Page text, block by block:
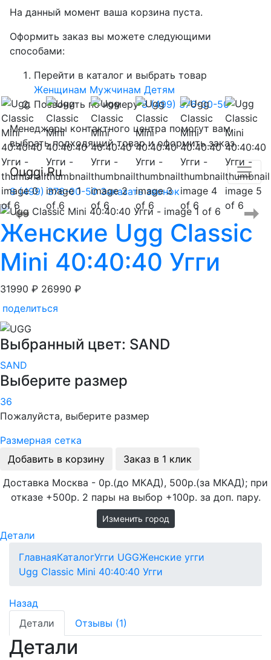
На данный момент ваша корзина пуста.
Оформить заказ вы можете следующими
способами:
Перейти в каталог и выбрать товар
Женщинам Мужчинам Детям
Позвонить по номеру8 (499) 376-00-50
Менеджеры контактного центра помогут вам
выбрать подходящий товар и оформить заказ.
Ouggi.Ru
8 (499) 376-00-50 Заказать звонок
Женские Ugg Classic
Mini 40:40:40 Угги
31990 ₽ 26990 ₽
поделиться
Выбранный цвет: SAND
SAND
Выберите размер
36
Пожалуйста, выберите размер
Размерная сетка
Добавить в корзину
Заказ в 1 клик
Доставка Москва - 0р.(до МКАД), 500р.(за МКАД); при
отказе +500р. 2 пары на выбор +100р. за доп. пару.
Изменить город
Детали
ГлавнаяКаталогУгги UGGЖенские угги
Ugg Classic Mini 40:40:40 Угги
Назад
Детали
Отзывы (1)
Детали